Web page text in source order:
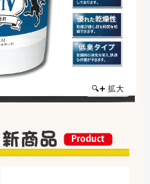
🔍➕ 拡大